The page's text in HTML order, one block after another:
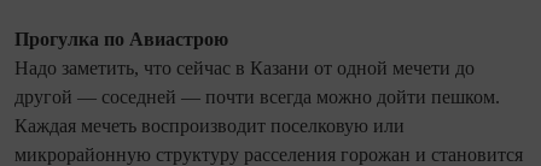
Прогулка по Авиастрою
Надо заметить, что сейчас в Казани от одной мечети до
другой — соседней — почти всегда можно дойти пешком.
Каждая мечеть воспроизводит поселковую или
микрорайонную структуру расселения горожан и становится